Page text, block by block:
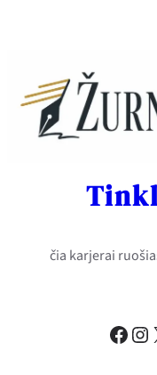
Facebook Instagram
čia karjerai